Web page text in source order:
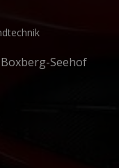
Seehof